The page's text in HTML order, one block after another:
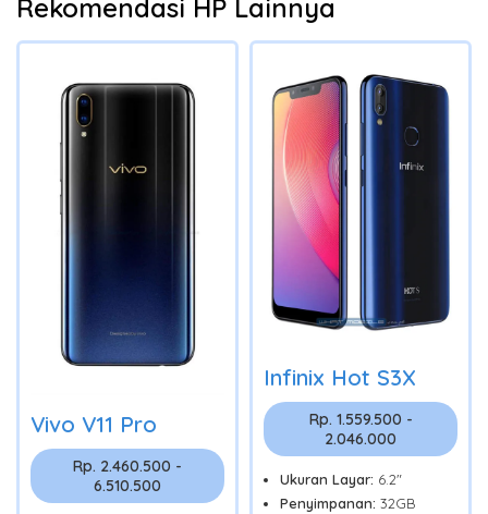
Rekomendasi HP Lainnya
Vivo V11 Pro
Rp. 2.460.500 -
6.510.500
Infinix Hot S3X
Rp. 1.559.500 -
2.046.000
Ukuran Layar: 6.2"
Penyimpanan: 32GB